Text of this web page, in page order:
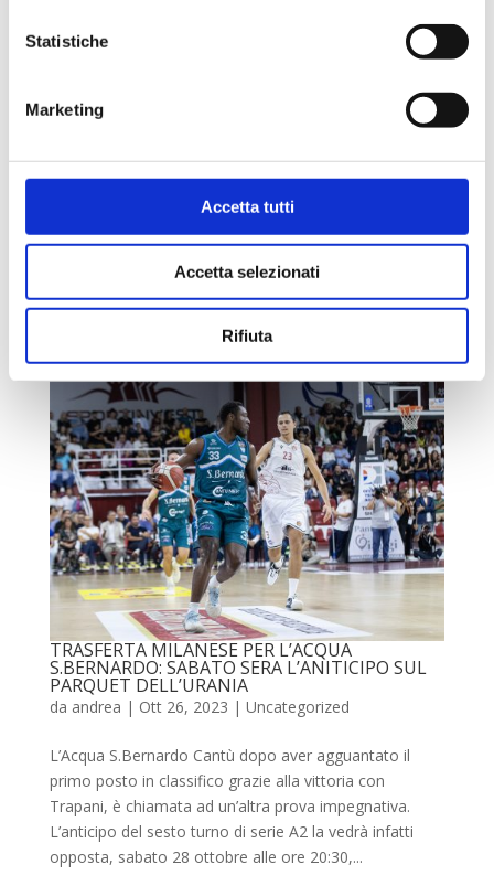
Statistiche
Marketing
Accetta tutti
Accetta selezionati
Rifiuta
L’ACQUA S.BERNARDO SORRIDE ANCHE A
MILANO: SUCCESSO 84-97 SULL’URANIA
prestazione autoritaria espugna il PalaLido,
mantenendosi al comando del Girone Verde. Il primo
canestro canturino è firmato da Bucarelli, ma l’Urania
tira con percentuali alte da oltre l’arco e non lascia
TRASFERTA MILANESE PER L’ACQUA
S.BERNARDO: SABATO SERA L’ANITICIPO SUL
PARQUET DELL’URANIA
da andrea | Ott 26, 2023 | Uncategorized
L’Acqua S.Bernardo Cantù dopo aver agguantato il
primo posto in classifico grazie alla vittoria con
Trapani, è chiamata ad un’altra prova impegnativa.
L’anticipo del sesto turno di serie A2 la vedrà infatti
opposta, sabato 28 ottobre alle ore 20:30,...